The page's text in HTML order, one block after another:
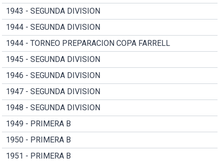
1943 - SEGUNDA DIVISION
1944 - SEGUNDA DIVISION
1944 - TORNEO PREPARACION COPA FARRELL
1945 - SEGUNDA DIVISION
1946 - SEGUNDA DIVISION
1947 - SEGUNDA DIVISION
1948 - SEGUNDA DIVISION
1949 - PRIMERA B
1950 - PRIMERA B
1951 - PRIMERA B